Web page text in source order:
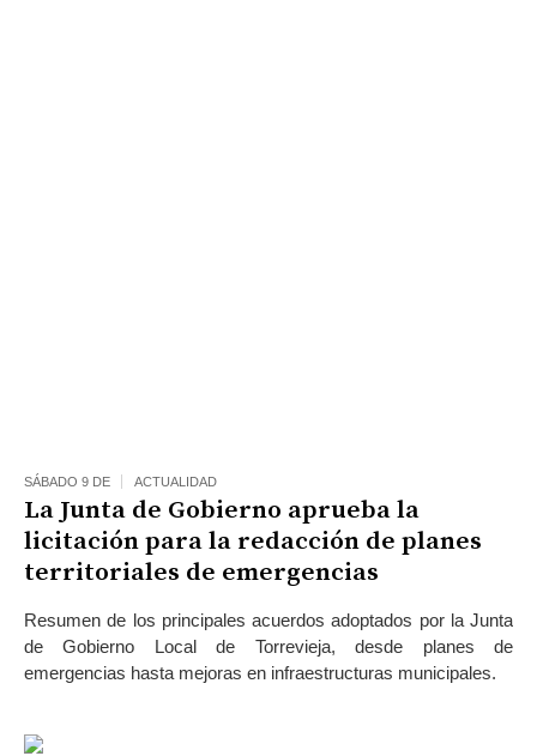
SÁBADO 9 DE ACTUALIDAD
La Junta de Gobierno aprueba la
licitación para la redacción de planes
territoriales de emergencias
Resumen de los principales acuerdos adoptados por la Junta
de Gobierno Local de Torrevieja, desde planes de
emergencias hasta mejoras en infraestructuras municipales.